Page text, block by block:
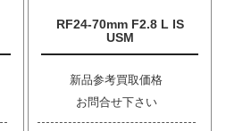
RF24-70mm F2.8 L IS
USM
新品参考買取価格
お問合せ下さい